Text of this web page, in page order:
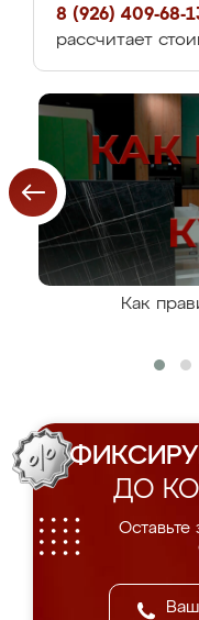
8 (926) 409-68-
рассчитает
Как
ДО
Оставьте